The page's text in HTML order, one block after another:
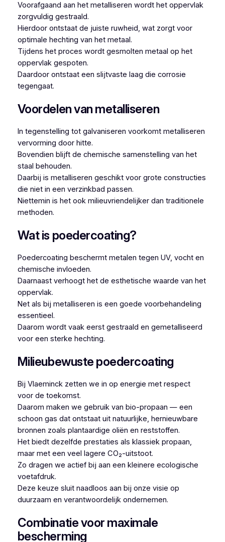
Voorafgaand aan het metalliseren wordt het oppervlak
zorgvuldig gestraald.
Hierdoor ontstaat de juiste ruwheid, wat zorgt voor
optimale hechting van het metaal.
Tijdens het proces wordt gesmolten metaal op het
oppervlak gespoten.
Daardoor ontstaat een slijtvaste laag die corrosie
tegengaat.
Voordelen van metalliseren
In tegenstelling tot galvaniseren voorkomt metalliseren
vervorming door hitte.
Bovendien blijft de chemische samenstelling van het
staal behouden.
Daarbij is metalliseren geschikt voor grote constructies
die niet in een verzinkbad passen.
Niettemin is het ook milieuvriendelijker dan traditionele
methoden.
Wat is poedercoating?
Poedercoating beschermt metalen tegen UV, vocht en
chemische invloeden.
Daarnaast verhoogt het de esthetische waarde van het
oppervlak.
Net als bij metalliseren is een goede voorbehandeling
essentieel.
Daarom wordt vaak eerst gestraald en gemetalliseerd
voor een sterke hechting.
Milieubewuste poedercoating
Bij Vlaeminck zetten we in op energie met respect
voor de toekomst.
Daarom maken we gebruik van bio-propaan — een
schoon gas dat ontstaat uit natuurlijke, hernieuwbare
bronnen zoals plantaardige oliën en reststoffen.
Het biedt dezelfde prestaties als klassiek propaan,
maar met een veel lagere CO₂-uitstoot.
Zo dragen we actief bij aan een kleinere ecologische
voetafdruk.
Deze keuze sluit naadloos aan bij onze visie op
duurzaam en verantwoordelijk ondernemen.
Combinatie voor maximale
bescherming